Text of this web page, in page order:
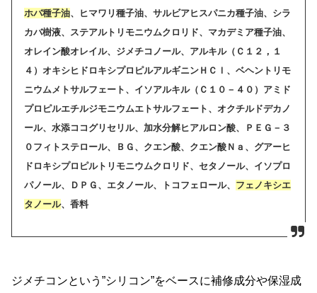
ホバ種子油、ヒマワリ種子油、サルビアヒスパニカ種子油、シラ
カバ樹液、ステアルトリモニウムクロリド、マカデミア種子油、
オレイン酸オレイル、ジメチコノール、アルキル（Ｃ１２，１
４）オキシヒドロキシプロピルアルギニンＨＣｌ、ベヘントリモ
ニウムメトサルフェート、イソアルキル（Ｃ１０－４０）アミド
プロピルエチルジモニウムエトサルフェート、オクチルドデカノ
ール、水添ココグリセリル、加水分解ヒアルロン酸、ＰＥＧ－３
０フィトステロール、ＢＧ、クエン酸、クエン酸Ｎａ、グアーヒ
ドロキシプロピルトリモニウムクロリド、セタノール、イソプロ
パノール、ＤＰＧ、エタノール、トコフェロール、 フェノキシエ
タノール、香料
ジメチコンという”シリコン”をベースに補修成分や保湿成